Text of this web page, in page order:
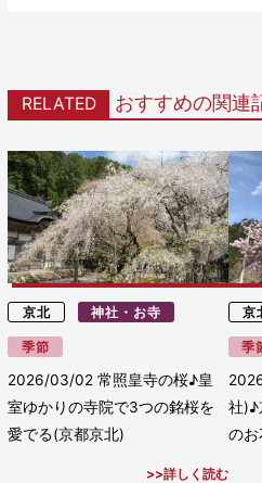
RELATED おすすめの関連
京北 神社・お寺
季節
2026/03/02常照皇寺の桜♪皇
室ゆかりの寺院で3つの銘桜を
愛でる(京都京北)
詳しく読む
京
季
社)♪
のお